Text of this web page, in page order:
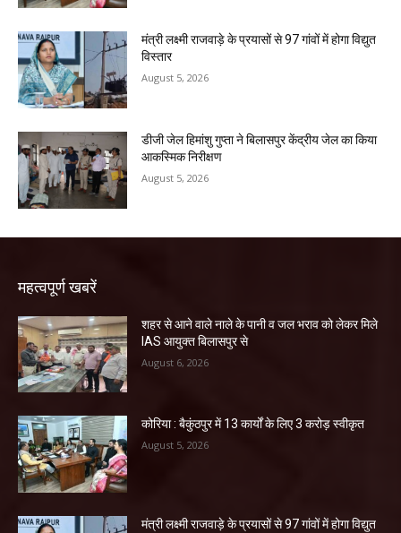
मंत्री लक्ष्मी राजवाड़े के प्रयासों से 97 गांवों में होगा विद्युत
विस्तार
August 5, 2026
डीजी जेल हिमांशु गुप्ता ने बिलासपुर केंद्रीय जेल का किया
आकस्मिक निरीक्षण
August 5, 2026
महत्वपूर्ण खबरें
शहर से आने वाले नाले के पानी व जल भराव को लेकर मिले
IAS आयुक्त बिलासपुर से
August 6, 2026
कोरिया : बैकुंठपुर में 13 कार्यों के लिए 3 करोड़ स्वीकृत
August 5, 2026
मंत्री लक्ष्मी राजवाड़े के प्रयासों से 97 गांवों में होगा विद्युत